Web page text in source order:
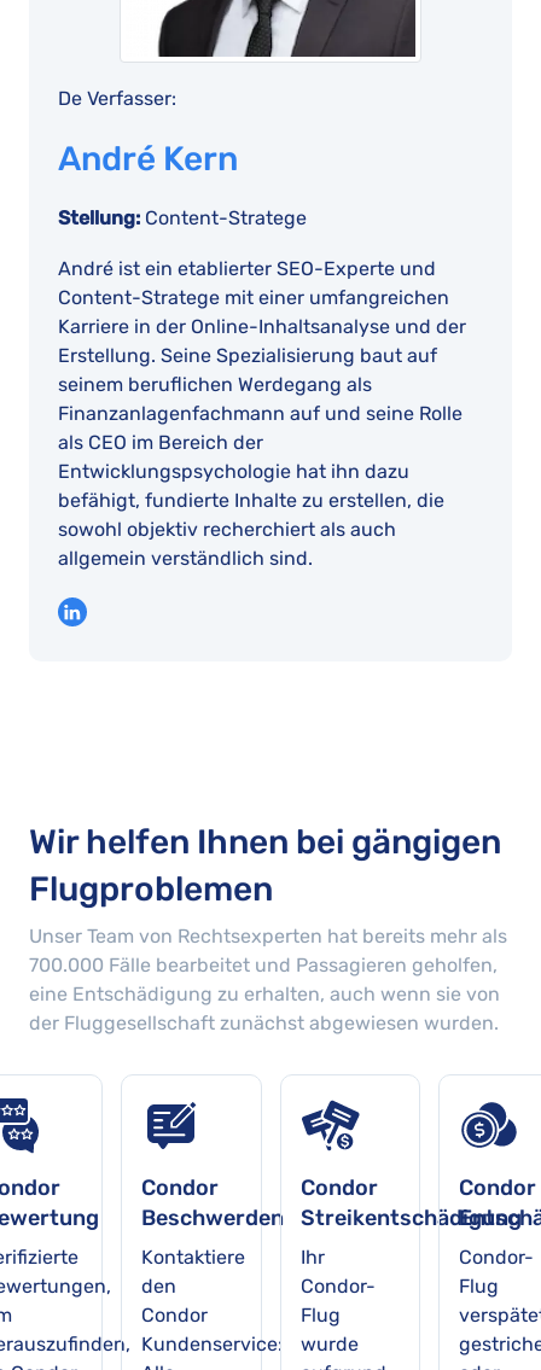
De Verfasser:
André Kern
Stellung: Content-Stratege
André ist ein etablierter SEO-Experte und
Content-Stratege mit einer umfangreichen
Karriere in der Online-Inhaltsanalyse und der
Erstellung. Seine Spezialisierung baut auf
seinem beruflichen Werdegang als
Finanzanlagenfachmann auf und seine Rolle
als CEO im Bereich der
Entwicklungspsychologie hat ihn dazu
befähigt, fundierte Inhalte zu erstellen, die
sowohl objektiv recherchiert als auch
allgemein verständlich sind.
Wir helfen Ihnen bei gängigen
Flugproblemen
Unser Team von Rechtsexperten hat bereits mehr als
700.000 Fälle bearbeitet und Passagieren geholfen,
eine Entschädigung zu erhalten, auch wenn sie von
der Fluggesellschaft zunächst abgewiesen wurden.
Condor
Beschwerden
Kontaktiere
den
Condor
Kundenservice:
Condor
Streikentschädigung
Ihr
Condor-
Flug
wurde
Condor
Condor-
Flug